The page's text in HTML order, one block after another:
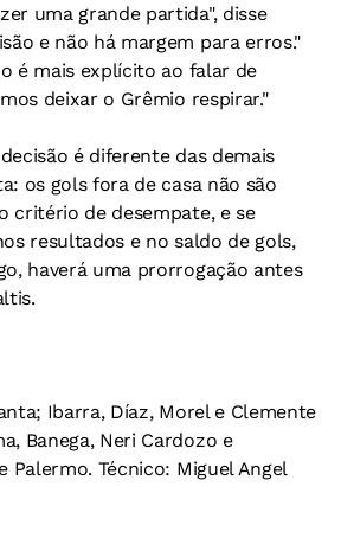
uma grande partida", disse
e não há margem para erros."
é mais explícito ao falar de
deixar o Grêmio respirar."
é diferente das demais
os gols fora de casa não são
critério de desempate, e se
resultados e no saldo de gols,
haverá uma prorrogação antes
Ibarra, Díaz, Morel e Clemente
Banega, Neri Cardozo e
Palermo. Técnico: Miguel Angel